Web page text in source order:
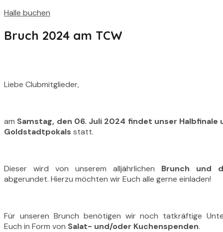
Halle buchen
Bruch 2024 am TCW
Liebe Clubmitglieder,
am Samstag, den 06. Juli 2024 findet unser Halbfinale
Goldstadtpokals statt.
Dieser wird von unserem alljährlichen Brunch und
abgerundet. Hierzu möchten wir Euch alle gerne einladen!
Für unseren Brunch benötigen wir noch tatkräftige
Euch in Form von Salat- und/oder Kuchenspenden.